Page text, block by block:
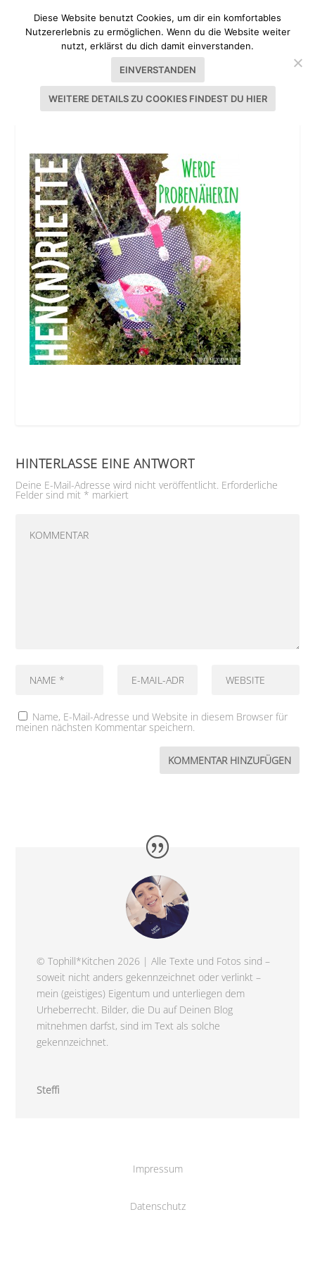
HEN(N)RIETTE
HINTERLASSE EINE ANTWORT
Deine E-Mail-Adresse wird nicht veröffentlicht. Erforderliche
Felder sind mit * markiert
Name, E-Mail-Adresse und Website in diesem Browser für
meinen nächsten Kommentar speichern.
© Tophill*Kitchen 2026 | Alle Texte und Fotos sind –
soweit nicht anders gekennzeichnet oder verlinkt –
mein (geistiges) Eigentum und unterliegen dem
Urheberrecht. Bilder, die Du auf Deinen Blog
mitnehmen darfst, sind im Text als solche
gekennzeichnet.
Steffi
Impressum
Datenschutz
Diese Website benutzt Cookies, um dir ein komfortables
Nutzererlebnis zu ermöglichen. Wenn du die Website weiter
nutzt, erklärst du dich damit einverstanden.
EINVERSTANDEN
WEITERE DETAILS ZU COOKIES FINDEST DU HIER